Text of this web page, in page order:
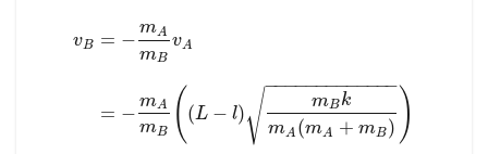
vB = −
mA
mB
vA
= −
mA
mB ( (L − l)
mBk
mA (mA + mB )
− −
−−−−−−−−−−−
√ )